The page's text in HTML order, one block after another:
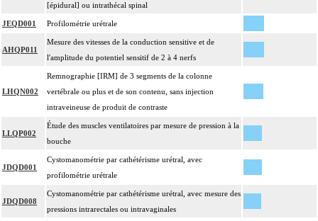
[épidural] ou intrathécal spinal
JEQD001 Profilométrie urétrale
AHQP011
Mesure des vitesses de la conduction sensitive et de
l'amplitude du potentiel sensitif de 2 à 4 nerfs
LHQN002
Remnographie [IRM] de 3 segments de la colonne
vertébrale ou plus et de son contenu, sans injection
intraveineuse de produit de contraste
LLQP002
Étude des muscles ventilatoires par mesure de pression à la
bouche
JDQD001
Cystomanométrie par cathétérisme urétral, avec
profilométrie urétrale
JDQD008
Cystomanométrie par cathétérisme urétral, avec mesure des
pressions intrarectales ou intravaginales